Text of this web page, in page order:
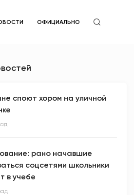
ОФИЦИАЛЬНО
споют хором на уличной
рано начавшие
соцсетями школьники
в учебе